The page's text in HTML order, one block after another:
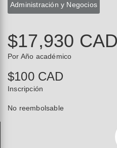
Administración y Negocios
$17,930 CAD
Por Año académico
$100 CAD
Inscripción
No reembolsable